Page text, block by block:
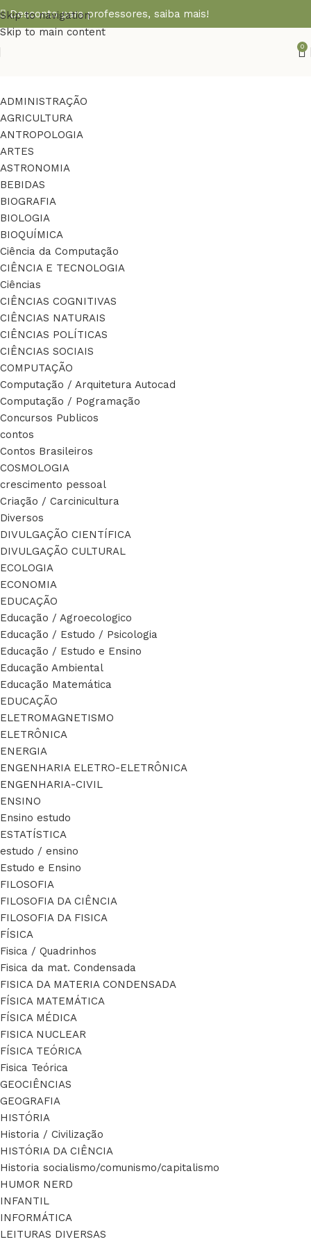
Skip to navigation
Skip to main content
Desconto para professores, saiba mais!
0
ADMINISTRAÇÃO
AGRICULTURA
ANTROPOLOGIA
ARTES
ASTRONOMIA
BEBIDAS
BIOGRAFIA
BIOLOGIA
BIOQUÍMICA
Ciência da Computação
CIÊNCIA E TECNOLOGIA
Ciências
CIÊNCIAS COGNITIVAS
CIÊNCIAS NATURAIS
CIÊNCIAS POLÍTICAS
CIÊNCIAS SOCIAIS
COMPUTAÇÃO
Computação / Arquitetura Autocad
Computação / Pogramação
Concursos Publicos
contos
Contos Brasileiros
COSMOLOGIA
crescimento pessoal
Criação / Carcinicultura
Diversos
DIVULGAÇÃO CIENTÍFICA
DIVULGAÇÃO CULTURAL
ECOLOGIA
ECONOMIA
EDUCAÇÃO
Educação / Agroecologico
Educação / Estudo / Psicologia
Educação / Estudo e Ensino
Educação Ambiental
Educação Matemática
EDUCAÇÃO
ELETROMAGNETISMO
ELETRÔNICA
ENERGIA
ENGENHARIA ELETRO-ELETRÔNICA
ENGENHARIA-CIVIL
ENSINO
Ensino estudo
ESTATÍSTICA
estudo / ensino
Estudo e Ensino
FILOSOFIA
FILOSOFIA DA CIÊNCIA
FILOSOFIA DA FISICA
FÍSICA
Fisica / Quadrinhos
Fisica da mat. Condensada
FISICA DA MATERIA CONDENSADA
FÍSICA MATEMÁTICA
FÍSICA MÉDICA
FISICA NUCLEAR
FÍSICA TEÓRICA
Fisica Teórica
GEOCIÊNCIAS
GEOGRAFIA
HISTÓRIA
Historia / Civilização
HISTÓRIA DA CIÊNCIA
Historia socialismo/comunismo/capitalismo
HUMOR NERD
INFANTIL
INFORMÁTICA
LEITURAS DIVERSAS